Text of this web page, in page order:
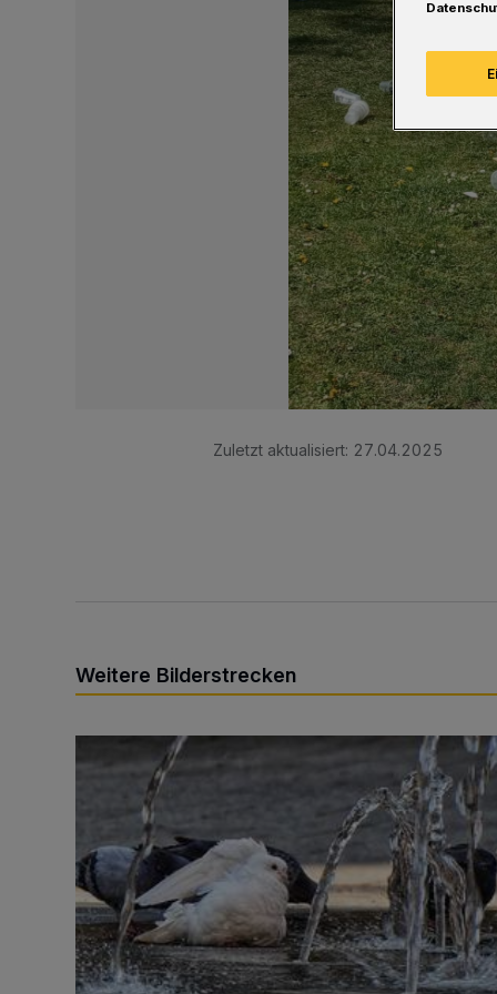
Zuletzt aktualisiert: 27.04.2025
Weitere Bilderstrecken
Sommer in der Elberfelder City